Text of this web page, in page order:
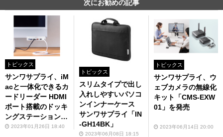
次にお勧めの記事
トピックス
サンワサプライ、iM
acと一体化できるカ
ードリーダー HDMI
ポート搭載のドッキ
ングステーション発
売2023年01月26日 18:40
トピックス
スリムタイプで出し
入れしやすいパソコ
ンインナーケース
サンワサプライ「IN
-GH14BK」
2023年06月08日 18:15
トピックス
サンワサプライ、ウ
ェブカメラの無線化
キット「CMS-EXW
01」を発売
2023年06月14日 20:00